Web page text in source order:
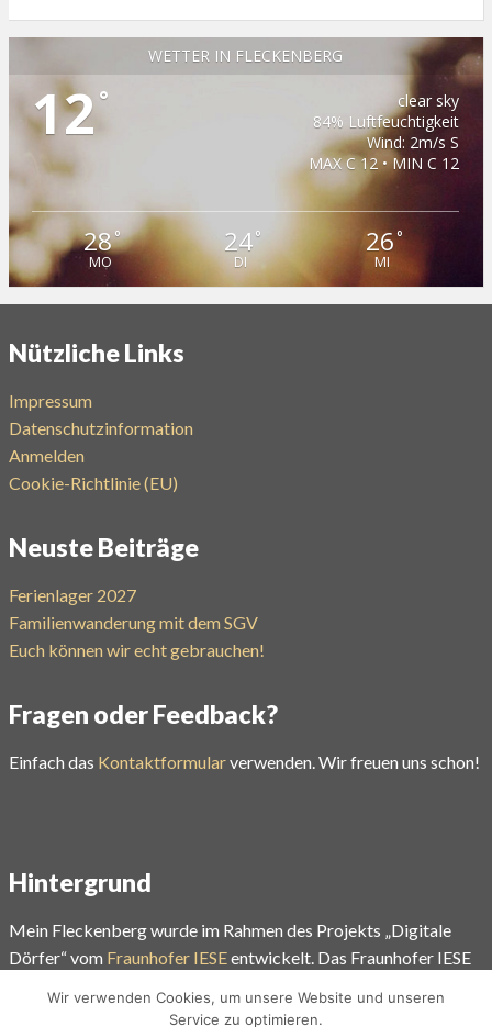
WETTER IN FLECKENBERG
12°
clear sky
84% Luftfeuchtigkeit
Wind: 2m/s S
MAX C 12 • MIN C 12
28°
MO
24°
DI
26°
MI
Nützliche Links
Impressum
Datenschutzinformation
Anmelden
Cookie-Richtlinie (EU)
Neuste Beiträge
Ferienlager 2027
Familienwanderung mit dem SGV
Euch können wir echt gebrauchen!
Fragen oder Feedback?
Einfach das Kontaktformularverwenden. Wir freuen uns schon!
Hintergrund
Mein Fleckenberg wurde im Rahmen des Projekts „Digitale
Dörfer“ vom Fraunhofer IESEentwickelt. Das Fraunhofer IESE
dem Gebiet der Software- und Systementwicklungsmethoden.
Wir verwenden Cookies, um unsere Website und unseren
Service zu optimieren.